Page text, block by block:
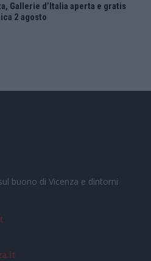
Gallerie d’Italia aperta e gratis
2 agosto
buono di Vicenza e dintorni